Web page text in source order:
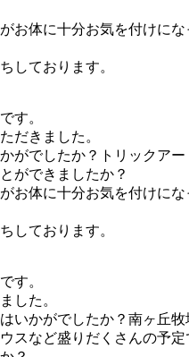
お体に十分お気を付けにな
しております。
す。
だきました。
がでしたか？トリックアー
ができましたか？
お体に十分お気を付けにな
しております。
す。
した。
いかがでしたか？南ヶ丘
スなど盛りだくさんの予定